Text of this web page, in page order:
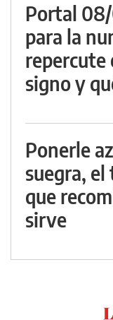
Portal
para la
repercute
signo y
Ponerle
suegra,
que
sirve